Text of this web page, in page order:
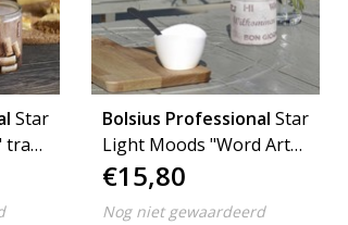
Star
tray
Bolsius Professional Star
Light Moods "Word Art
Taupe" tray 8
€15,80
Nog niet gewaardeerd